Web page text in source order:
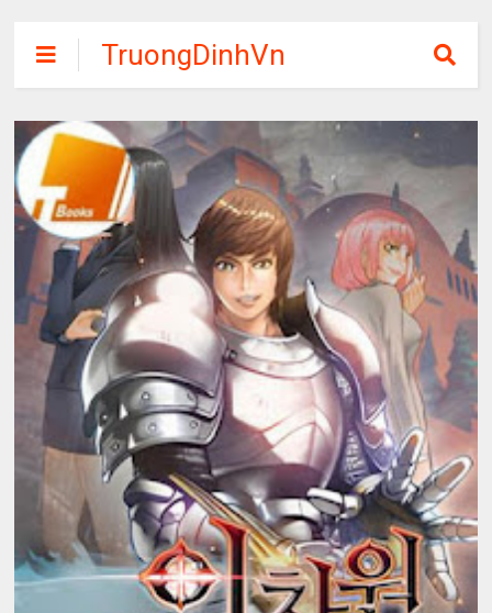
TruongDinhVn
Chia sẽ ebook,
các khóa học,
phần mềm học
tập miễn phí